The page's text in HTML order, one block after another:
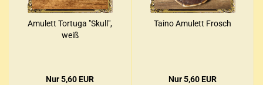
Amu­lett Tor­tu­ga "Skull",
weiß
Nur 5,60 EUR
Taino Amu­lett Frosch
Nur 5,60 EUR